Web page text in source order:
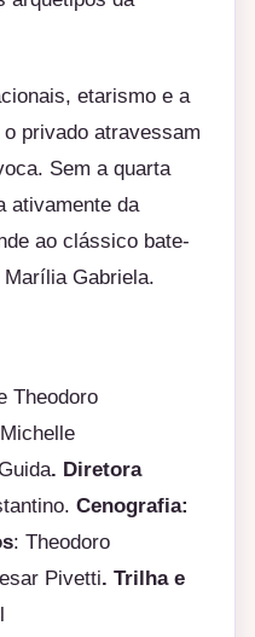
etarismo e a
privado atravessam
Sem a quarta
ativamente da
ao clássico bate-
Gabriela.
Theodoro
Michelle
. Diretora
Cenografia:
: Theodoro
Pivetti. Trilha e